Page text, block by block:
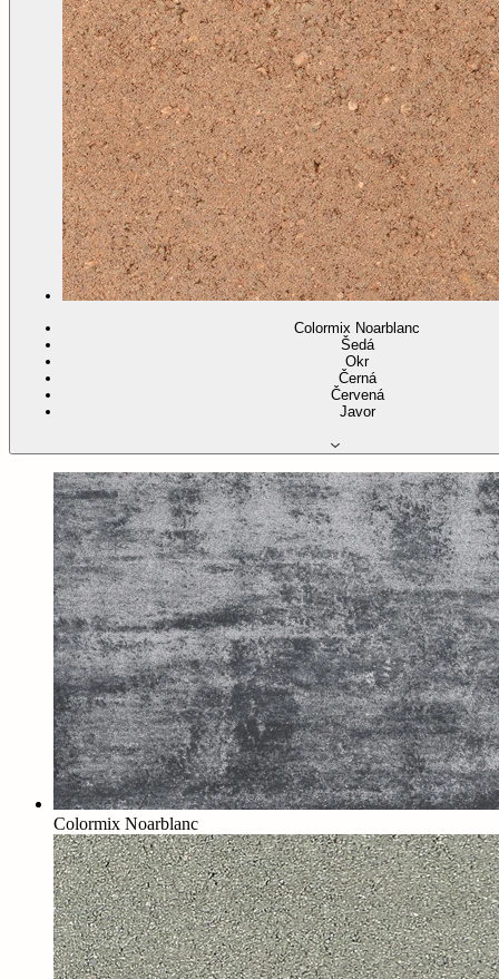
Colormix Noarblanc
Šedá
Okr
Černá
Červená
Javor
Colormix Noarblanc